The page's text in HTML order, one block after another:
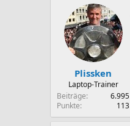
Plissken
Laptop-Trainer
Beiträge
6.995
Punkte
113